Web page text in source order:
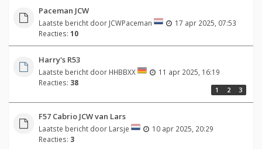
Paceman JCW
Laatste bericht door JCWPaceman
17 apr 2025, 07:53
Reacties: 10
Harry's R53
Laatste bericht door HHBBXX
11 apr 2025, 16:19
Reacties: 38
1 2 3
F57 Cabrio JCW van Lars
Laatste bericht door Larsje
10 apr 2025, 20:29
Reacties: 3